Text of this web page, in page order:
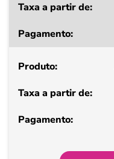
a
de
Pagamento